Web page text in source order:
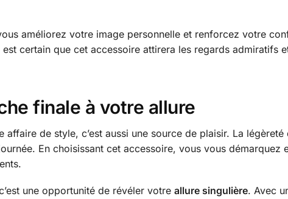
améliorez votre image personnelle et renforcez votre
certain que cet accessoire attirera les regards admiratifs
finale à votre allure
affaire de style, c’est aussi une source de plaisir. La
En choisissant cet accessoire, vous vous démarquez
une opportunité de révéler votre allure singulière. Avec